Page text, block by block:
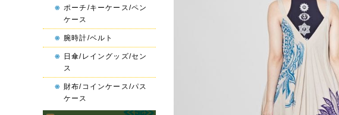
ポーチ/キーケース/ペン
ケース
腕時計/ベルト
日傘/レイングッズ/セン
ス
財布/コインケース/パス
ケース